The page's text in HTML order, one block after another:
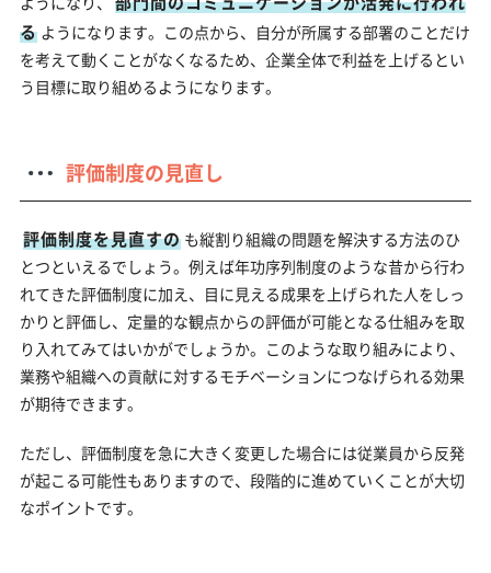
る ようになります。この点から、自分が所属する部署のことだけ
を考えて動くことがなくなるため、企業全体で利益を上げるとい
う目標に取り組めるようになります。
評価制度の見直し
評価制度を見直すの も縦割り組織の問題を解決する方法のひ
とつといえるでしょう。例えば年功序列制度のような昔から行わ
れてきた評価制度に加え、目に見える成果を上げられた人をしっ
かりと評価し、定量的な観点からの評価が可能となる仕組みを取
り入れてみてはいかがでしょうか。このような取り組みにより、
業務や組織への貢献に対するモチベーションにつなげられる効果
が期待できます。
ただし、評価制度を急に大きく変更した場合には従業員から反発
が起こる可能性もありますので、段階的に進めていくことが大切
なポイントです。